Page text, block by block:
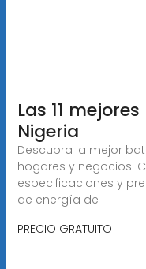
Las 11
Nigeria
Descubra la mejor
hogares y negocios.
especificaciones y
de energía de
PRECIO GRATUITO